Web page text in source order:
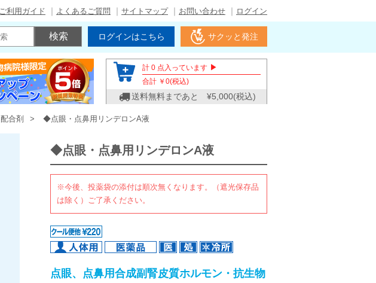
ご利用ガイド よくあるご質問 サイトマップ お問い合わせ ログイン
ログインはこちら サクッと発注
計 0 点入っています ▶
合計 ￥ 0(税込)
送料無料まであと ¥5,000(税込)
配合剤 ◆点眼・点鼻用リンデロンA液
◆点眼・点鼻用リンデロンA液
※今後、投薬袋の添付は順次無くなります。（遮光保存品
は除く）ご了承ください。
点眼、点鼻用合成副腎皮質ホルモン・抗生物